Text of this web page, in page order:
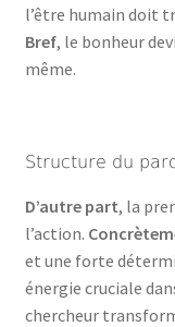
l’être humain doit
Bref, le bonheur
même.
Structure du
D’autre part, la
l’action.
et une forte
énergie cruciale
chercheur